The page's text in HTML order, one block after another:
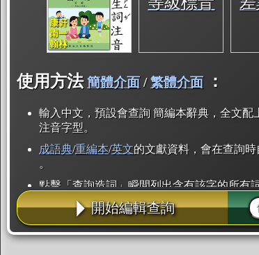
使用方法 簡體介面/繁體介面 ：
輸入中文，預設會查詢 簡編本辭典，全文配
注音字型。
成語典/重編本/英文的文獻資料，會在查詢
。
點擊「查詢造詞」瞬間列出含有該字的所有詞
點「部首」瞬間列出所有「同部首字」。也
辭典解釋的全文都經過自動斷詞，點擊便可
用手動重複輸入。
開始編輯查詢